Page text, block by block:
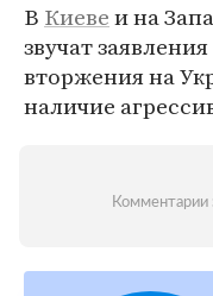
В Киевеи на
звучат
вторжения на
наличие
Комментарии